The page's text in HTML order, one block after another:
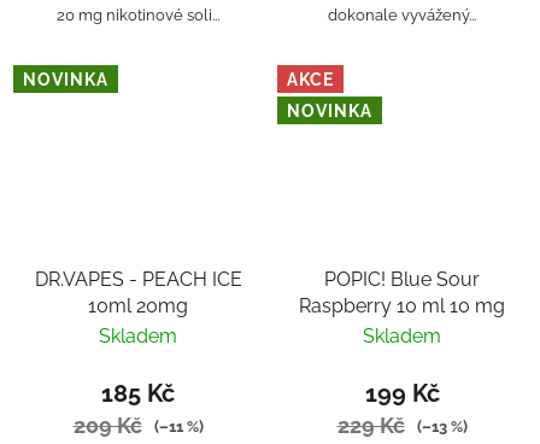
20 mg nikotinové soli...
dokonale vyvážený...
NOVINKA
DR.VAPES - PEACH ICE
10ml 20mg
Skladem
185 Kč
209 Kč (–11 %)
AKCE
NOVINKA
POPIC! Blue Sour
Raspberry 10 ml 10 mg
Skladem
199 Kč
229 Kč (–13 %)